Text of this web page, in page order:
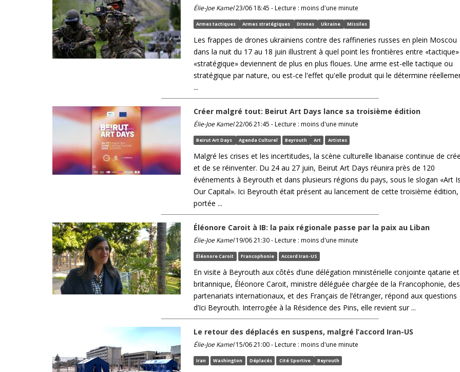
Élie-Joe Kamel23/06 18:45 - Lecture : moins d'une minute
Armes tactiques Armes stratégiques Drones Ukraine Missiles
Les frappes de drones ukrainiens contre des raffineries russes en plein Moscou
dans la nuit du 17 au 18 juin illustrent à quel point les frontières entre
«stratégique» deviennent de plus en plus floues. Une arme est-elle tactique ou
stratégique par nature, ou est-ce l'effet qu'elle produit qui le détermine
...
Créer malgré tout: Beirut Art Days lance sa troisième édition
Élie-Joe Kamel22/06 21:45 - Lecture : moins d'une minute
Beirut Art Days Agenda Culturel Beyrouth Art Artistes
Malgré les crises et les incertitudes, la scène culturelle libanaise continue de
et de se réinventer. Du 24 au 27 juin, Beirut Art Days réunira près de 120
événements à Beyrouth et dans plusieurs régions du pays, sous le slogan «Art Is
Our Capital». Ici Beyrouth était présent au lancement de cette troisième édition,
portée ...
Éléonore Caroit à IB: la paix régionale passe par la paix au Liban
Élie-Joe Kamel19/06 21:30 - Lecture : moins d'une minute
Éléonore Caroit Francophonie Accord Iran-US
En visite à Beyrouth aux côtés d’une délégation ministérielle conjointe qatarie et
britannique, Éléonore Caroit, ministre déléguée chargée de la Francophonie, des
partenariats internationaux, et des Français de l’étranger, répond aux questions
d’Ici Beyrouth. Interrogée à la Résidence des Pins, elle revient sur ...
Le retour des déplacés en suspens, malgré l’accord Iran-US
Élie-Joe Kamel15/06 21:00 - Lecture : moins d'une minute
Iran Washington Déplacés Cité Sportive Beyrouth